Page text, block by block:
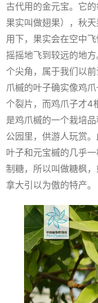
古代用的金元宝。它
果实叫做翅果），秋
用下，果实会在空中
摇摇地飞到较远的地
个尖角，属于我们以
爪槭的叶子确实像鸡
个裂片，而鸡爪子才4
是鸡爪槭的一个栽培
公园里，供游人玩赏
叶子和元宝槭的几乎
制糖，所以叫做糖枫
拿大引以为傲的特产。